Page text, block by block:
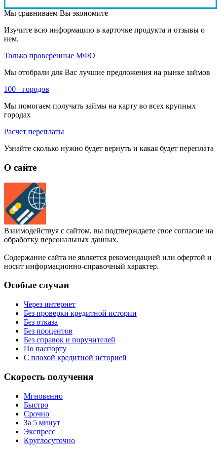
Мы сравниваем Вы экономите
Изучите всю информацию в карточке продукта и отзывы о
нем.
Только проверенные МФО
Мы отобрали для Вас лучшие предложения на рынке займов
100+ городов
Мы помогаем получать займы на карту во всех крупных
городах
Расчет переплаты
Узнайте сколько нужно будет вернуть и какая будет переплата
О сайте
Взаимодействуя с сайтом, вы подтверждаете свое согласие на
обработку персональных данных.
Содержание сайта не является рекомендацией или офертой и
носит информационно-справочный характер.
Особые случаи
Через интернет
Без проверки кредитной истории
Без отказа
Без процентов
Без справок и поручителей
По паспорту
С плохой кредитной историей
Скорость получения
Мгновенно
Быстро
Срочно
За 5 минут
Экспресс
Круглосуточно